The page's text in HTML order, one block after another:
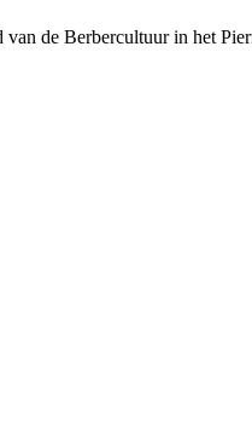
de Berbercultuur in het